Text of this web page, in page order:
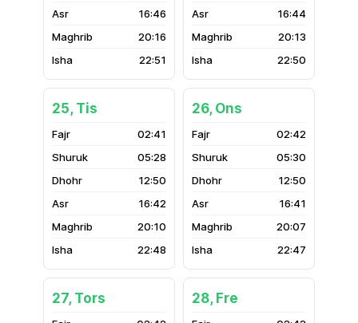
16:46
20:16
22:51
16:44
20:13
22:50
25, Tis
02:41
05:28
12:50
16:42
20:10
22:48
26, Ons
02:42
05:30
12:50
16:41
20:07
22:47
27, Tors 28, Fre